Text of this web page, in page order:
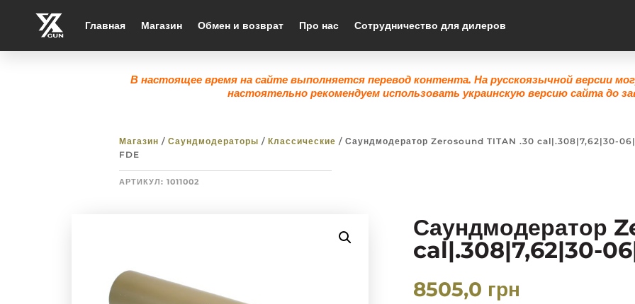
Главная Магазин Обмен и возврат Про нас Сотрудничество для дилеров
В настоящее время на сайте выполняется перевод контента. На русскоязычной версии
настоятельно рекомендуем использовать украинскую версию сайта до
Магазин / Саундмодераторы / Классические / Саундмодератор Zerosound TITAN .30 cal|.308|7,62|30-
FDE
АРТИКУЛ: 1011002
Саундмодератор
cal|.308|7,62|30-
8505,0 грн